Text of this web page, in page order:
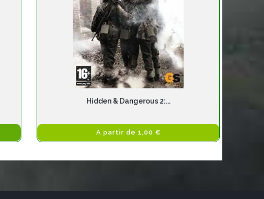
Hidden & Dangerous 2:...
A partir de 1,00 €